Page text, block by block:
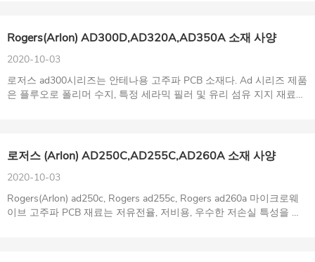
Rogers(Arlon) AD300D,AD320A,AD350A 소재 사양
2020-10-03
로저스 ad300시리즈는 안테나용 고주파 PCB 소재다. Ad 시리즈 제품
은 플루오로 폴리머 수지, 특정 세라믹 필러 및 유리 섬유 지지 재료를
로저스 (Arlon) AD250C,AD255C,AD260A 소재 사양
2020-10-03
Rogers(Arlon) ad250c, Rogers ad255c, Rogers ad260a 마이크로웨
이브 고주파 PCB 재료는 저유전율, 저비용, 우수한 저손실 특성을 가